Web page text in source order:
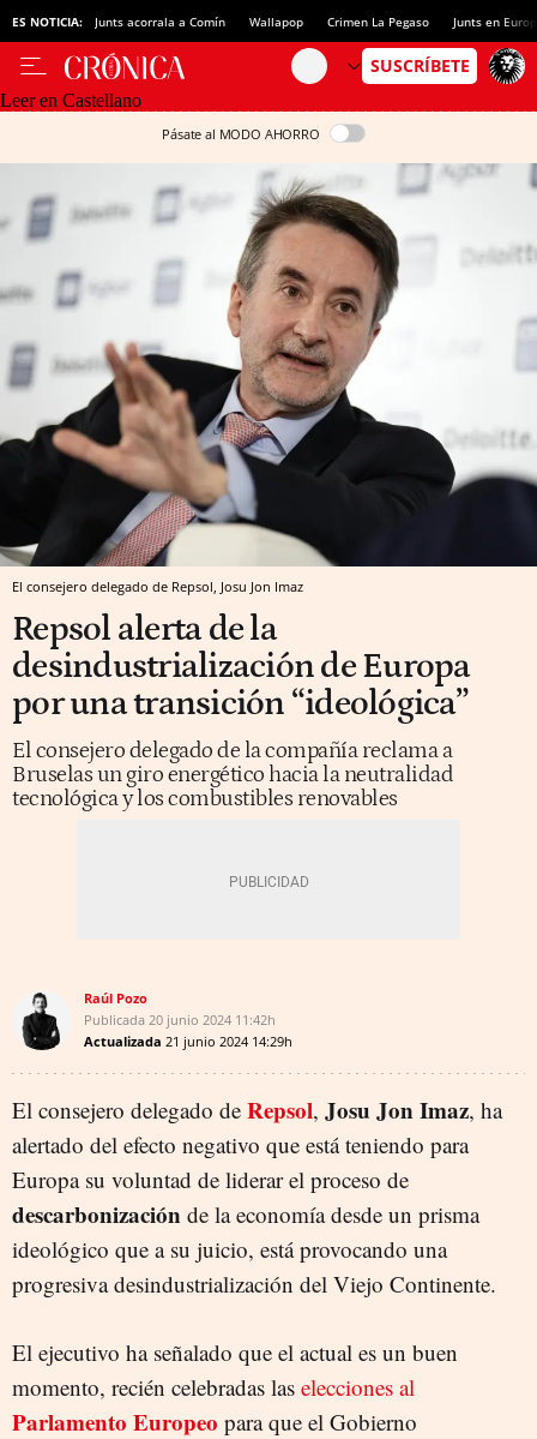
ES NOTICIA: Junts acorrala a Comín Wallapop Crimen La Pegaso Junts en
Leer en Castellano
Pásate al MODO AHORRO
El consejero delegado de Repsol, Josu Jon Imaz
Repsol alerta de la
desindustrialización de Europa
por una transición “ideológica”
El consejero delegado de la compañía reclama a
Bruselas un giro energético hacia la neutralidad
tecnológica y los combustibles renovables
Raúl Pozo
Publicada 20 junio 2024 11:42h
Actualizada 21 junio 2024 14:29h
El consejero delegado de Repsol, Josu Jon Imaz, ha
alertado del efecto negativo que está teniendo para
Europa su voluntad de liderar el proceso de
descarbonización de la economía desde un prisma
ideológico que a su juicio, está provocando una
progresiva desindustrialización del Viejo Continente.
El ejecutivo ha señalado que el actual es un buen
momento, recién celebradas las elecciones al
Parlamento Europeo para que el Gobierno